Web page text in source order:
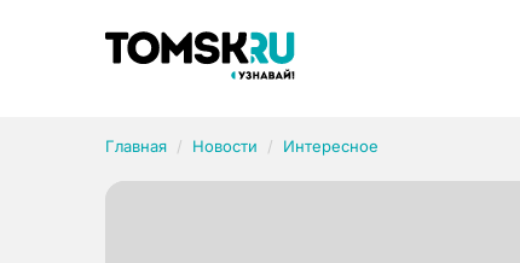
Главная Новости Интересное
Рубрики